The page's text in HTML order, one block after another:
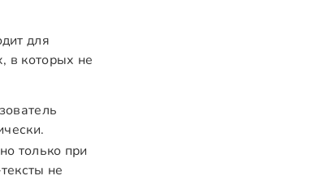
для
в которых не
только при
не